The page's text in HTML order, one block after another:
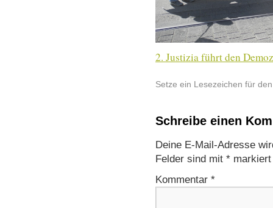
2. Justizia führt den
Setze ein Lesezeichen für
Schreibe einen
Deine E-Mail-Adresse
Felder sind mit * markiert
Kommentar *